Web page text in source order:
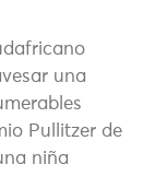
una
Pullitzer de
niña